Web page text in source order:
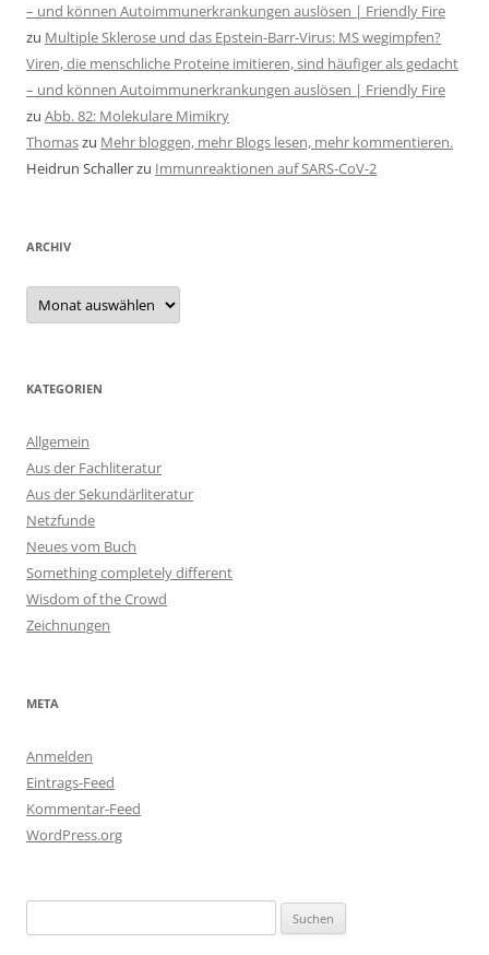
– und können Autoimmunerkrankungen auslösen | Friendly Fire
zu Multiple Sklerose und das Epstein-Barr-Virus: MS wegimpfen?
Viren, die menschliche Proteine imitieren, sind häufiger als gedacht
– und können Autoimmunerkrankungen auslösen | Friendly Fire
zu Abb. 82: Molekulare Mimikry
Thomaszu Mehr bloggen, mehr Blogs lesen, mehr kommentieren.
Heidrun Schallerzu Immunreaktionen auf SARS-CoV-2
ARCHIV
Archiv
KATEGORIEN
Allgemein
Aus der Fachliteratur
Aus der Sekundärliteratur
Netzfunde
Neues vom Buch
Something completely different
Wisdom of the Crowd
Zeichnungen
META
Anmelden
Eintrags-Feed
Kommentar-Feed
WordPress.org
nach: